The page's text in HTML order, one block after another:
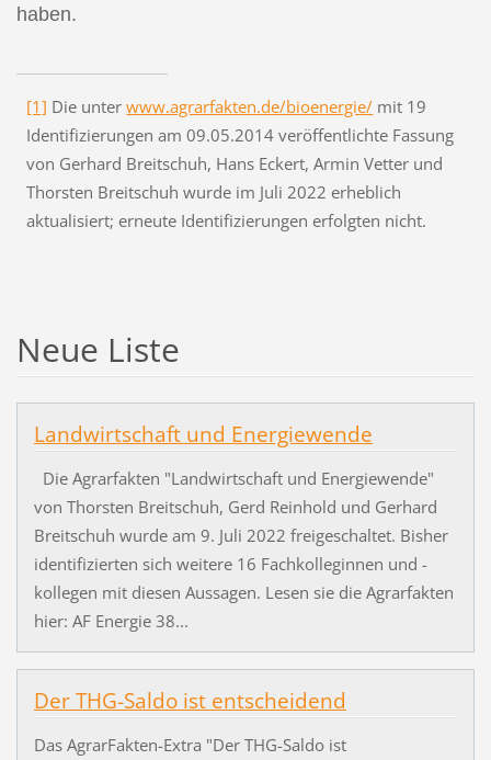
haben.
[1] Die unterwww.agrarfakten.de/bioenergie/ mit 19
Identifizierungen am 09.05.2014 veröffentlichte Fassung
von Gerhard Breitschuh, Hans Eckert, Armin Vetter und
Thorsten Breitschuh wurde im Juli 2022 erheblich
aktualisiert; erneute Identifizierungen erfolgten nicht.
Neue Liste
Landwirtschaft und Energiewende
Die Agrarfakten "Landwirtschaft und Energiewende"
von Thorsten Breitschuh, Gerd Reinhold und Gerhard
Breitschuh wurde am 9. Juli 2022 freigeschaltet. Bisher
identifizierten sich weitere 16 Fachkolleginnen und -
kollegen mit diesen Aussagen. Lesen sie die Agrarfakten
hier: AF Energie 38...
Der THG-Saldo ist entscheidend
Das AgrarFakten-Extra "Der THG-Saldo ist